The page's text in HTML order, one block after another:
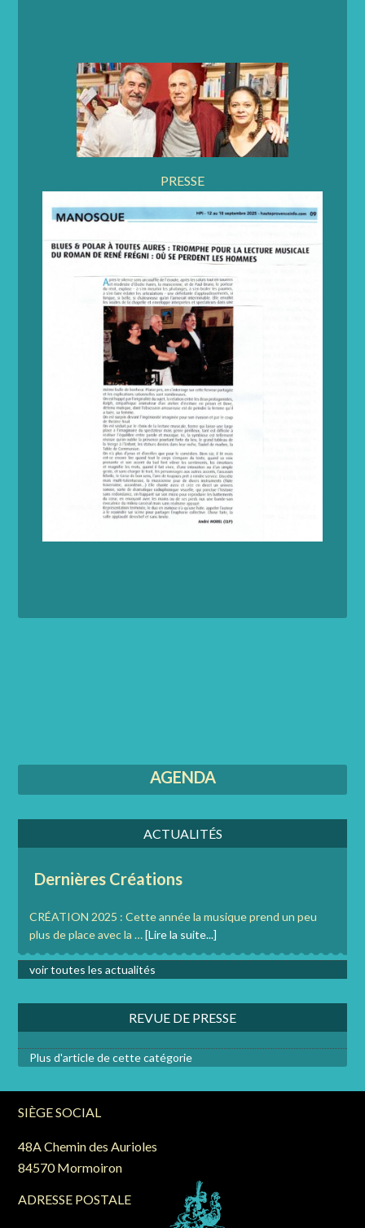
PRESSE
AGENDA
ACTUALITÉS
Dernières Créations
CRÉATION 2025 : Cette année la musique prend un peu
plus de place avec la …[Lire la suite...]
voir toutes les actualités
REVUE DE PRESSE
Plus d'article de cette catégorie
SIÈGE SOCIAL
48A Chemin des Aurioles
84570 Mormoiron
ADRESSE POSTALE